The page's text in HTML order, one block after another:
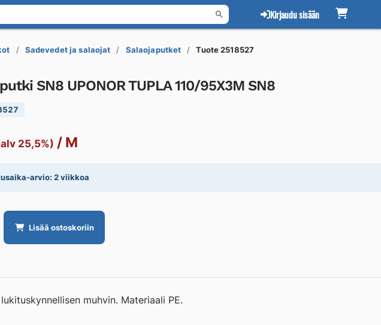
Kirjaudu sisään
Sadevedet ja salaojat Salaojaputket Tuote 2518527
SN8 UPONOR TUPLA 110/95X3M SN8
25,5%) / M
arvio: 2 viikkoa
Lisää ostoskoriin
muhvin. Materiaali PE.